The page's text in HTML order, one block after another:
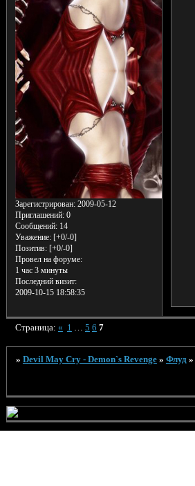
Зарегистрирован: 2009-05-12
Приглашений:0
Сообщений:14
Уважение: [+0/-0]
Позитив: [+0/-0]
Провел на форуме:
1 час 3 минуты
Последний визит:
2009-10-15 18:58:35
Страница: « 1 … 5 6 7
» Devil May Cry - Demon`s Revenge » Флуд »